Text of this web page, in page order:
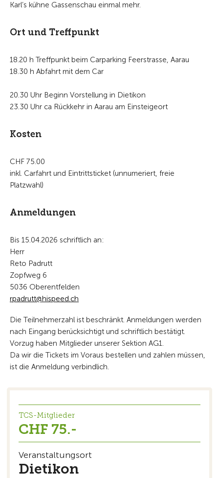
Karl’s kühne Gassenschau einmal mehr.
Ort und Treffpunkt
18.20 h Treffpunkt beim Carparking Feerstrasse, Aarau
18.30 h Abfahrt mit dem Car
20.30 Uhr Beginn Vorstellung in Dietikon
23.30 Uhr ca Rückkehr in Aarau am Einsteigeort
Kosten
CHF 75.00
inkl. Carfahrt und Eintrittsticket (unnumeriert, freie
Platzwahl)
Anmeldungen
Bis 15.04.2026 schriftlich an:
Herr
Reto Padrutt
Zopfweg 6
5036 Oberentfelden
rpadrutt@hispeed.ch
Die Teilnehmerzahl ist beschränkt. Anmeldungen werden
nach Eingang berücksichtigt und schriftlich bestätigt.
Vorzug haben Mitglieder unserer Sektion AG1.
Da wir die Tickets im Voraus bestellen und zahlen müssen,
ist die Anmeldung verbindlich.
TCS-Mitglieder
CHF 75.-
Veranstaltungsort
Dietikon